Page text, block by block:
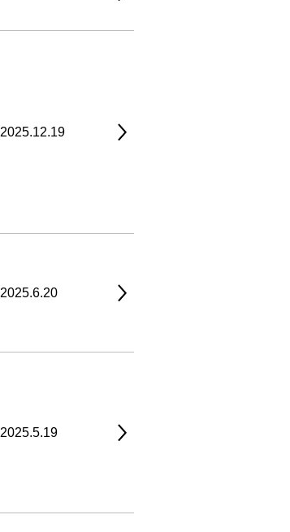
2025.12.19
2025.6.20
2025.5.19